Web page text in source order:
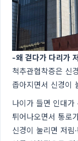
-왜 걷다가 다리가
척추관협착증은 신
좁아지면서 신경이
나이가 들면 인대가
튀어나오면서 통로
신경이 눌리면 저림